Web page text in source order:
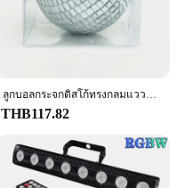
ลูกบอลกระจกดิสโก้ทรงกลมแวววาวสำหรับเวทีลูกบอลหมุนได้, ลูกบอลแก้วสะท้อนแสงสไตล์ย้อนยุค KTV DJ ไฟตกแต่งคริสมาสต์ในบ้าน2024
THB117.82